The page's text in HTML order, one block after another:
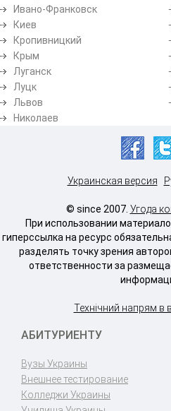
Ивано-Франковск
Киев
Кропивницкий
Крым
Луганск
Луцк
Львов
Николаев
Украинская версия
© since 2007. Угода
При использовании
гиперссылка на ресурс
разделять точку зрения
ответственности за
Технічний напрям в
АБИТУРИЕНТУ
Вузы Украины
Внешнее тестирование
Колледжи Украины